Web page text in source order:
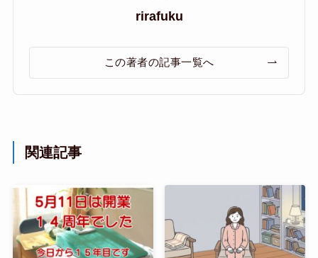
rirafuku
この著者の記事一覧へ
関連記事